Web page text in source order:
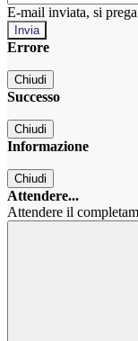
E-mail inviata, si
Errore
Chiudi
Successo
Chiudi
Informazione
Chiudi
Attendere...
Attendere il